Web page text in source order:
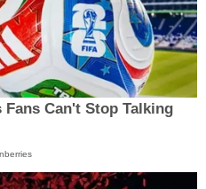
Fans Can't Stop Talking